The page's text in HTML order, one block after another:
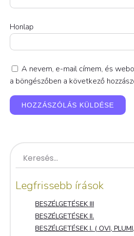
Honlap
A nevem, e-mail címem, és
a böngészőben a következő
Legfrissebb írások
BESZÉLGETÉSEK III
BESZÉLGETÉSEK II.
BESZÉLGETÉSEK I. ( OVI,